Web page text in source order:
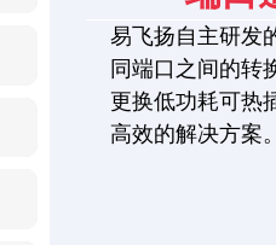
易飞扬自主研发
同端口之间的转
更换低功耗可热
高效的解决方案。